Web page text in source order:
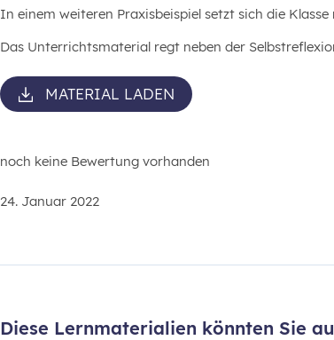
In einem weiteren Praxisbeispiel setzt sich die
Das Unterrichtsmaterial regt neben der
MATERIAL LADEN
noch keine Bewertung vorhanden
24. Januar 2022
Diese Lernmaterialien könnten Sie